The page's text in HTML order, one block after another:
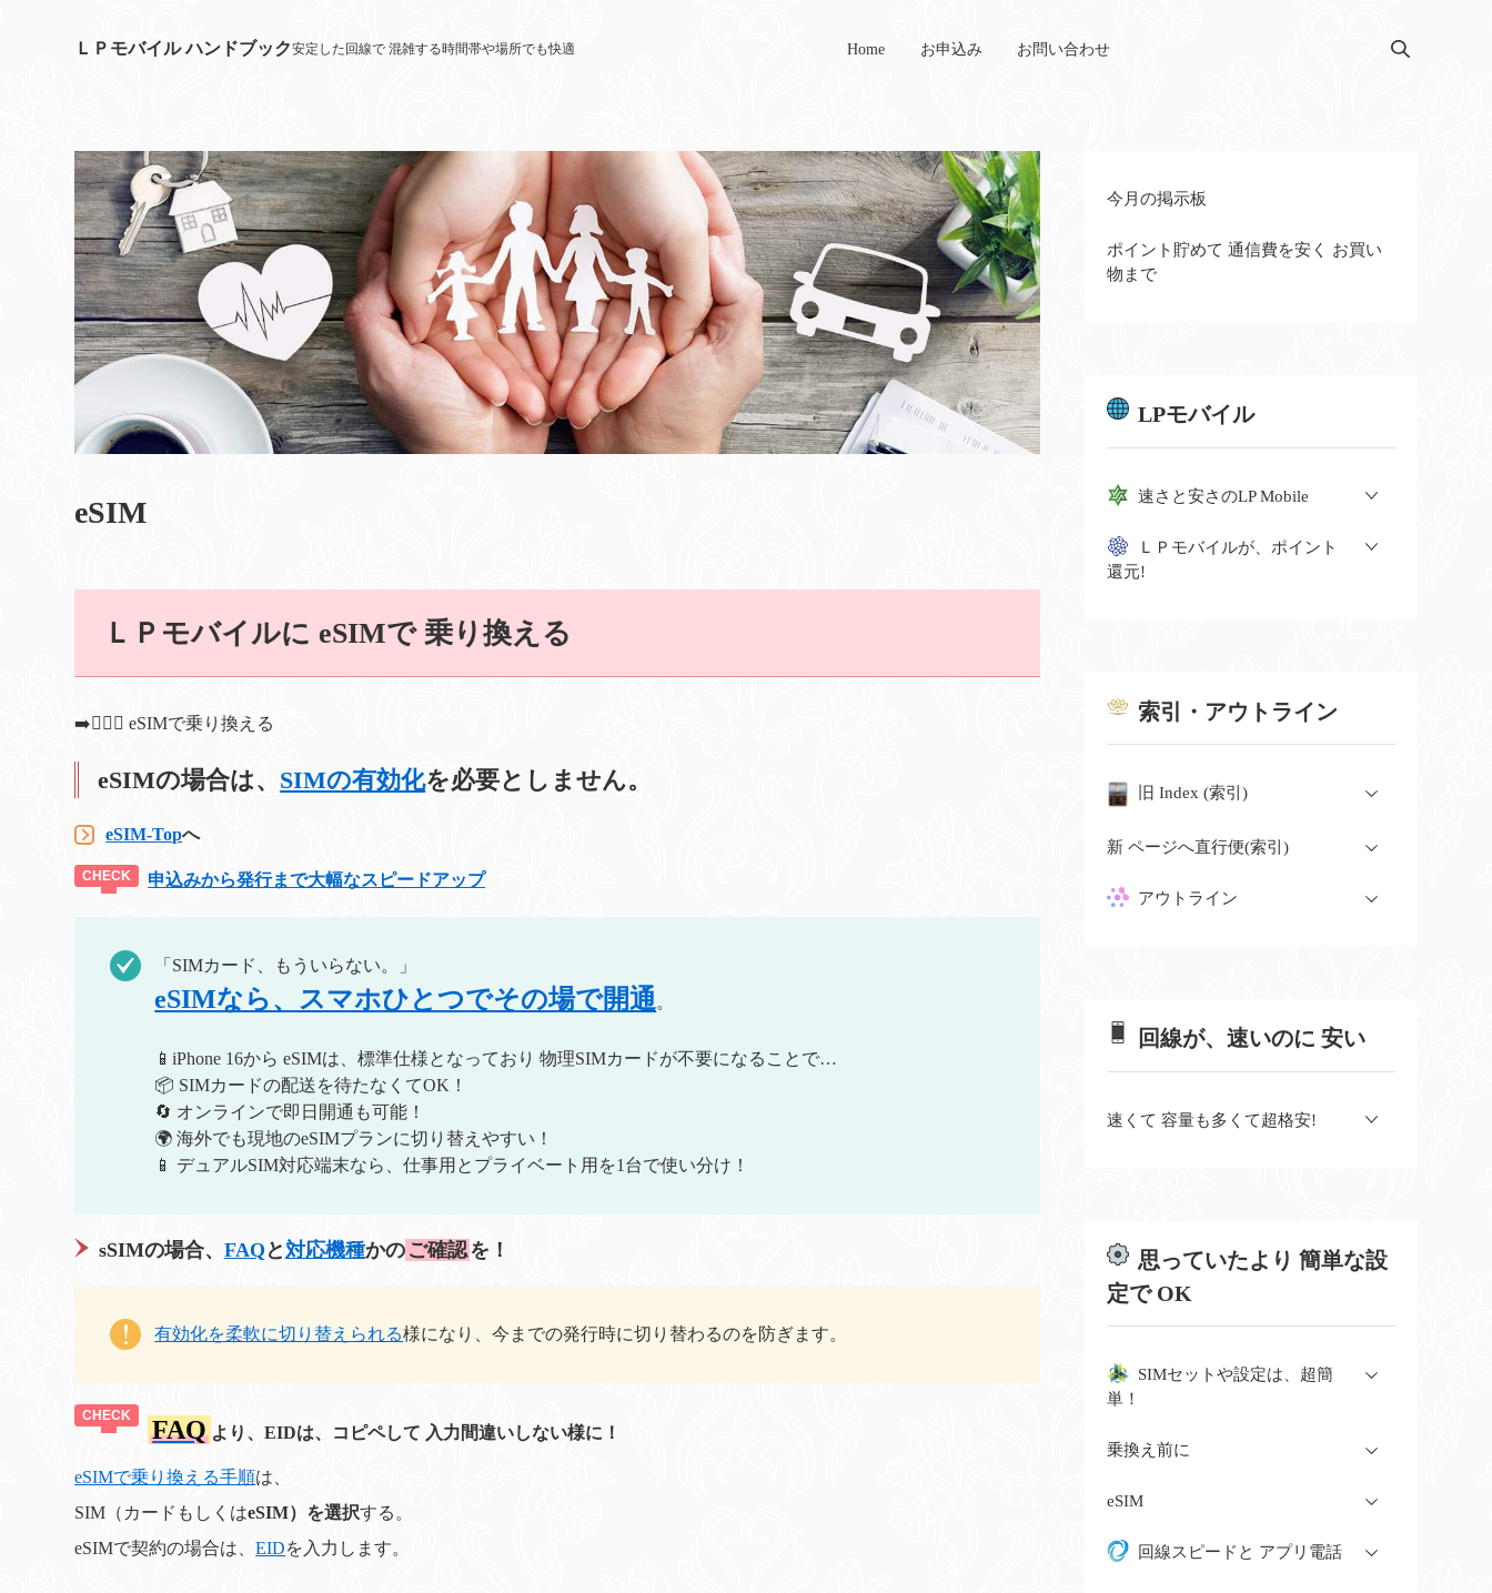
ＬＰモバイル ハンドブック Home お申込み お問い合わせ
eSIM
ＬＰモバイルに eSIMで 乗り換える
➡️🐦‍🔥💫 eSIMで乗り換える
eSIMの場合は、 SIMの有効化を必要としません。
eSIM-Topへ
申込みから発行まで大幅なスピードアップ
「SIMカード、もういらない。」
eSIMなら、スマホひとつでその場で開通。
📱iPhone 16から eSIMは、標準仕様となっており 物理SIMカードが不要になることで…
📦 SIMカードの配送を待たなくてOK！
🔄 オンラインで即日開通も可能！
🌍 海外でも現地のeSIMプランに切り替えやすい！
📱 デュアルSIM対応端末なら、仕事用とプライベート用を1台で使い分け！
sSIMの場合、 FAQ と対応機種かの ご確認を！
有効化を柔軟に切り替えられる様になり、今までの発行時に切り替わるのを防ぎます。
FAQ より、EIDは、コピペして 入力間違いしない様に！
eSIMで乗り換える手順は、
SIM（カードもしくはeSIM）を選択する。
eSIMで契約の場合は、EIDを入力します。
今月の掲示板
ポイント貯めて 通信費を安く お買い
物まで
LPモバイル
速さと安さのLP Mobile
ＬＰモバイルが、ポイント
還元!
索引・アウトライン
旧 Index (索引)
新 ページへ直行便(索引)
アウトライン
回線が、速いのに 安い
速くて 容量も多くて超格安!
思っていたより 簡単な設
定で OK
SIMセットや設定は、超簡
単！
乗換え前に
eSIM
回線スピードと アプリ電話